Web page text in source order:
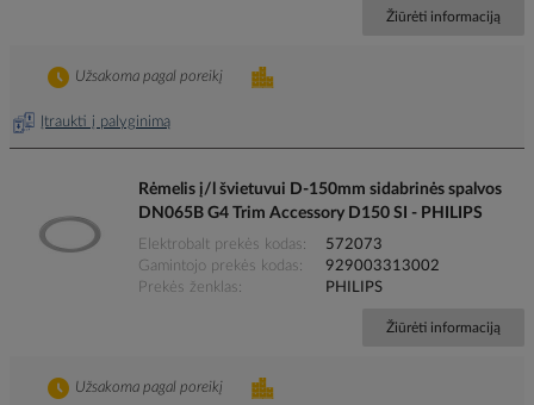
Žiūrėti informaciją
Įtraukti į palyginimą
Užsakoma pagal poreikį
Rėmelis į/l švietuvui D-150mm sidabrinės spalvos
DN065B G4 Trim Accessory D150 SI - PHILIPS
Elektrobalt prekės kodas
572073
Gamintojo prekės kodas
929003313002
Prekės ženklas
PHILIPS
Žiūrėti informaciją
Užsakoma pagal poreikį